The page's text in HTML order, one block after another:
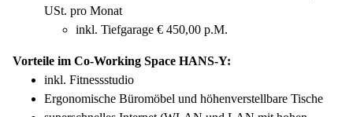
USt. pro Monat
inkl. Tiefgarage € 450,00 p.M.
Vorteile im Co-Working Space HANS-Y:
inkl. Fitnessstudio
Ergonomische Büromöbel und höhenverstellbare Tische